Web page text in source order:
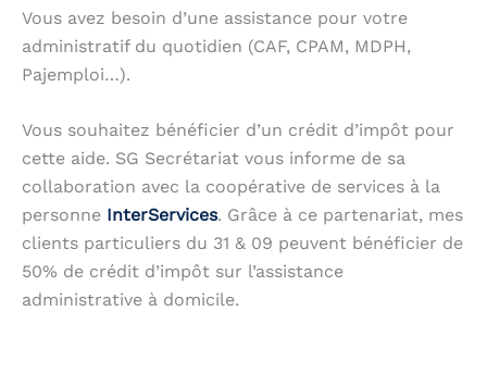
Vous avez besoin d’une assistance pour votre
administratif du quotidien (CAF, CPAM, MDPH,
Pajemploi…).
Vous souhaitez bénéficier d’un crédit d’impôt pour
cette aide. SG Secrétariat vous informe de sa
collaboration avec la coopérative de services à la
personne InterServices. Grâce à ce partenariat, mes
clients particuliers du 31 & 09 peuvent bénéficier de
50% de crédit d’impôt sur l’assistance
administrative à domicile.